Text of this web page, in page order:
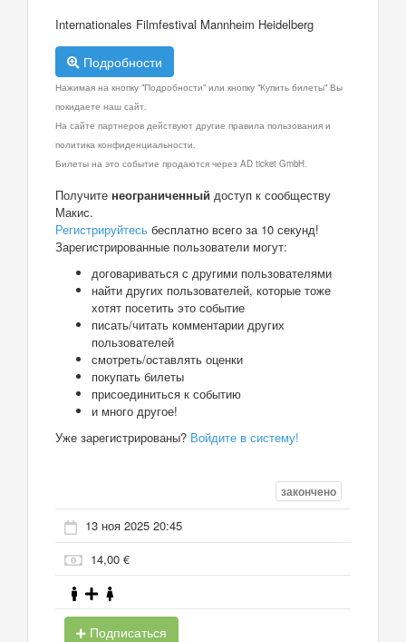
Internationales Filmfestival Mannheim Heidelberg
Подробности
Нажимая на кнопку "Подробности" или кнопку "Купить билеты" Вы
покидаете наш сайт.
На сайте партнеров действуют другие правила пользования и
политика конфиденциальности.
Билеты на это событие продаются через AD ticket GmbH.
Получите неограниченный доступ к сообществу
Макис.
Регистрируйтесь бесплатно всего за 10 секунд!
Зарегистрированные пользователи могут:
договариваться с другими пользователями
найти других пользователей, которые тоже
хотят посетить это событие
писать/читать комментарии других
пользователей
смотреть/оставлять оценки
покупать билеты
присоединиться к событию
и много другое!
Уже зарегистрированы? Войдите в систему!
закончено
13 ноя 2025 20:45
14,00 €
Подписаться